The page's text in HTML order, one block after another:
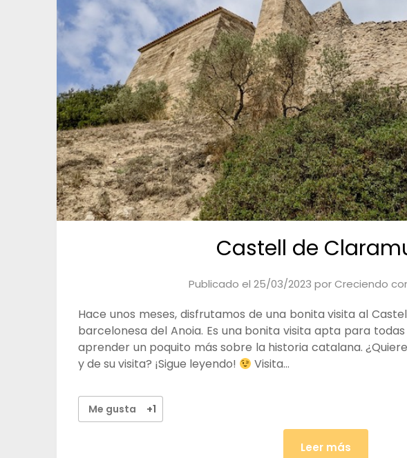
Castell de
Publicado el 25/03/2023 porCreciendo
Hace unos meses, disfrutamos de una bonita visita al
barcelonesa del Anoia. Es una bonita visita apta para
aprender un poquito más sobre la historia catalana.
y de su visita? ¡Sigue leyendo!
Visita…
Me gusta +1
Leer más